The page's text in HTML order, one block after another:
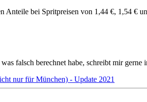
bei Spritpreisen von 1,44 €, 1,54 €
falsch berechnet habe, schreibt mir gerne
nur für München) - Update 2021